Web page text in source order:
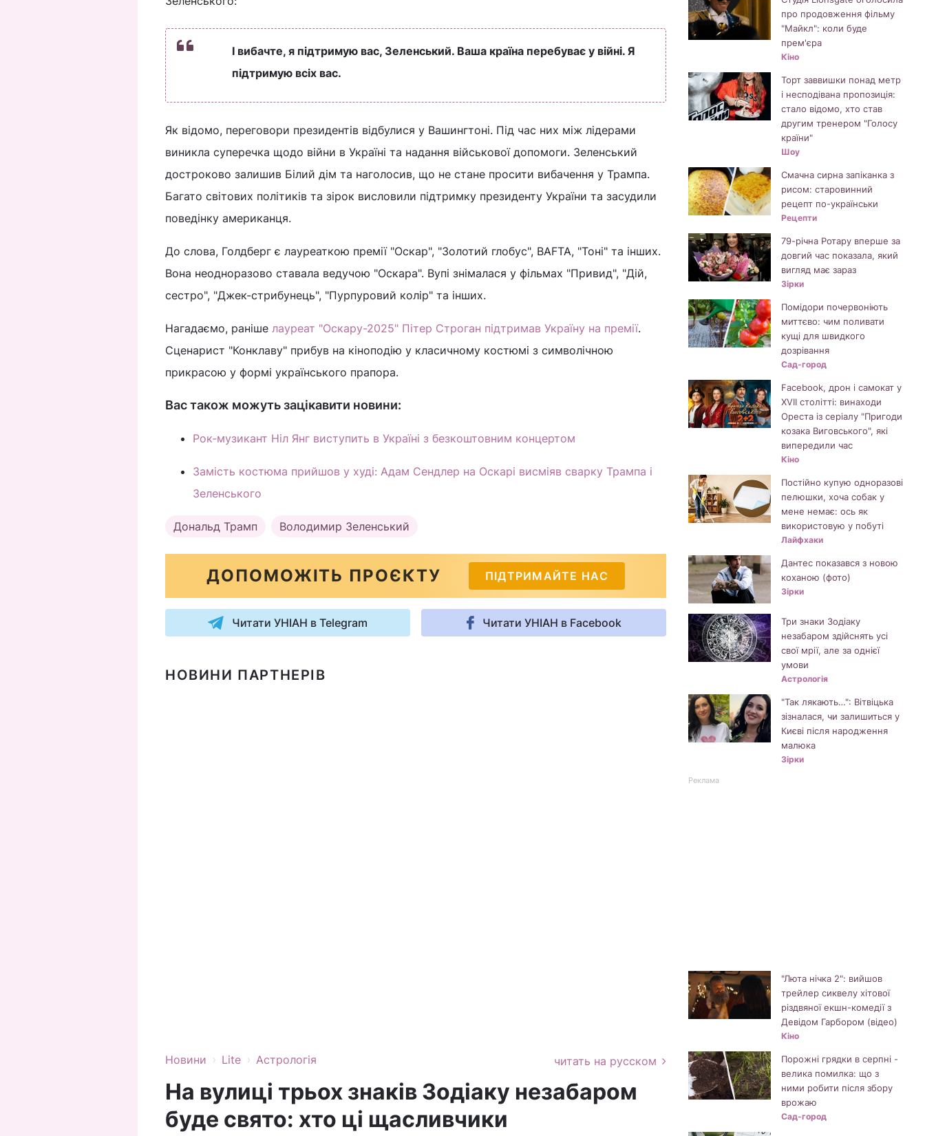
І вибачте, я підтримую вас, Зеленський. Ваша країна перебуває у війні. Я
підтримую всіх вас.
Як відомо, переговори президентів відбулися у Вашингтоні. Під час них між лідерами
виникла суперечка щодо війни в Україні та надання військової допомоги. Зеленський
достроково залишив Білий дім та наголосив, що не стане просити вибачення у Трампа.
Багато світових політиків та зірок висловили підтримку президенту України та засудили
поведінку американця.
До слова, Голдберг є лауреаткою премії "Оскар", "Золотий глобус", BAFTA, "Тоні" та інших.
Вона неодноразово ставала ведучою "Оскара". Вупі знімалася у фільмах "Привид", "Дій,
сестро", "Джек-стрибунець", "Пурпуровий колір" та інших.
Нагадаємо, раніше лауреат "Оскару-2025" Пітер Строган підтримав Україну на премії.
Сценарист "Конклаву" прибув на кіноподію у класичному костюмі з символічною
прикрасою у формі українського прапора.
Вас також можуть зацікавити новини:
Рок-музикант Ніл Янг виступить в Україні з безкоштовним концертом
Замість костюма прийшов у худі: Адам Сендлер на Оскарі висміяв сварку Трампа і
Зеленського
Дональд Трамп Володимир Зеленський
ДОПОМОЖІТЬ ПРОЄКТУ ПІДТРИМАЙТЕ НАС
Читати УНІАН в Telegram Читати УНІАН в Facebook
НОВИНИ ПАРТНЕРІВ
Новини › Lite › Астрологія читать на русском
На вулиці трьох знаків Зодіаку незабаром
буде свято: хто ці щасливчики
про продовження фільму
"Майкл": коли буде
прем'єра
Кіно
Торт заввишки понад метр
і несподівана пропозиція:
стало відомо, хто став
другим тренером "Голосу
країни"
Шоу
Смачна сирна запіканка з
рисом: старовинний
рецепт по-українськи
Рецепти
79-річна Ротару вперше за
довгий час показала, який
вигляд має зараз
Зірки
Помідори почервоніють
миттєво: чим поливати
кущі для швидкого
дозрівання
Сад-город
Facebook, дрон і самокат у
XVII столітті: винаходи
Ореста із серіалу "Пригоди
козака Виговського", які
випередили час
Кіно
Постійно купую одноразові
пелюшки, хоча собак у
мене немає: ось як
використовую у побуті
Лайфхаки
Дантес показався з новою
коханою (фото)
Зірки
Три знаки Зодіаку
незабаром здійснять усі
свої мрії, але за однієї
умови
Астрологія
"Так лякають…": Вітвіцька
зізналася, чи залишиться у
Києві після народження
малюка
Зірки
Реклама
"Люта нічка 2": вийшов
трейлер сиквелу хітової
різдвяної екшн-комедії з
Девідом Гарбором (відео)
Кіно
Порожні грядки в серпні -
велика помилка: що з
ними робити після збору
врожаю
Сад-город